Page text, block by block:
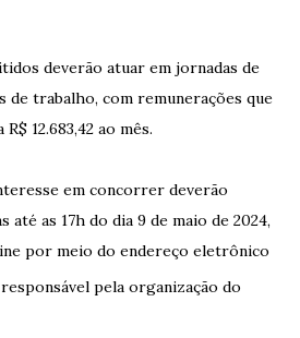
deverão atuar em jornadas de
de trabalho, com remunerações que
12.683,42 ao mês.
em concorrer deverão
até as 17h do dia 9 de maio de 2024,
por meio do endereço eletrônico
responsável pela organização do